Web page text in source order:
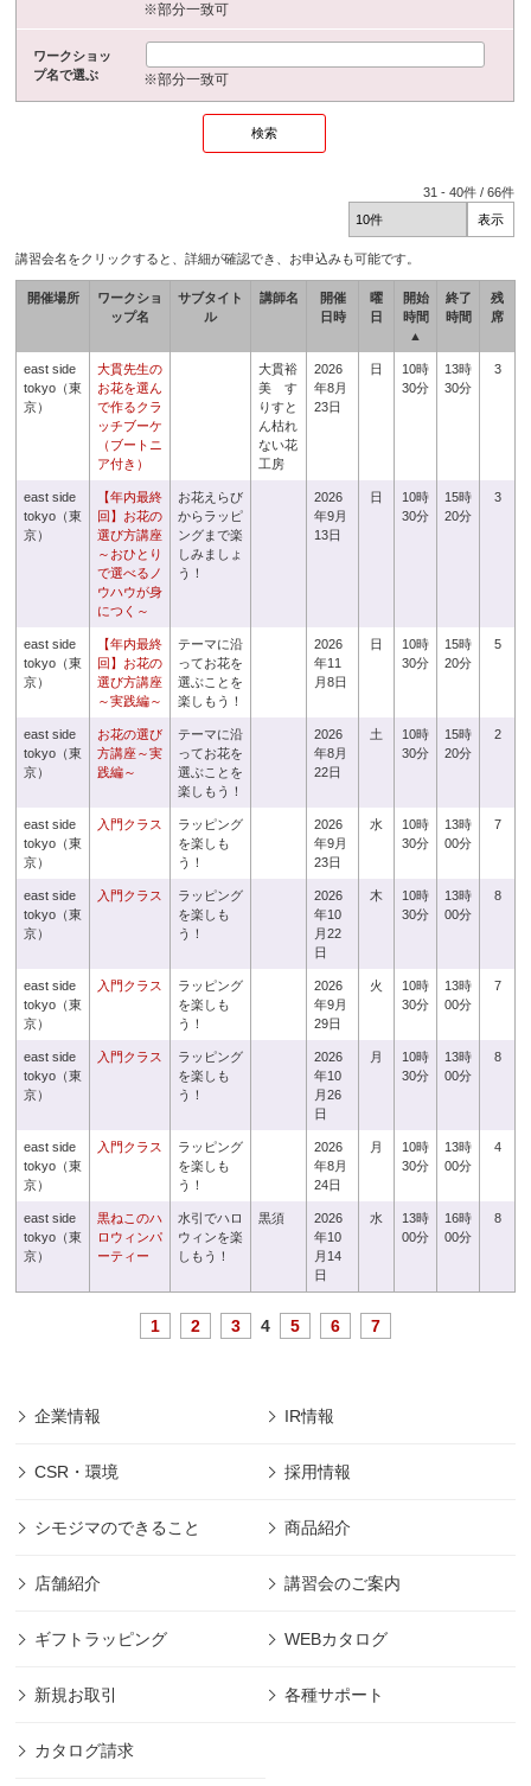
※部分一致可
ワークショッ
プ名で選ぶ
※部分一致可
31 -40件 /66件
講習会名をクリックすると、詳細が確認でき、お申込みも可能です。
開催場所
ワークショ
ップ名
サブタイト
ル
講師名
開催
日時
曜
日
開始
時間
▲
終了
時間
残
席
east side
tokyo（東
京）
大貫先生の
お花を選ん
で作るクラ
ッチブーケ
（ブートニ
ア付き）
大貫裕
美 す
りすと
ん枯れ
ない花
工房
2026
年8月
23日
日
10時
30分
13時
30分
3
east side
tokyo（東
京）
【年内最終
回】お花の
選び方講座
～おひとり
で選べるノ
ウハウが身
につく～
お花えらび
からラッピ
ングまで楽
しみましょ
う！
2026
年9月
13日
日
10時
30分
15時
20分
3
east side
tokyo（東
京）
【年内最終
回】お花の
選び方講座
～実践編～
テーマに沿
ってお花を
選ぶことを
楽しもう！
2026
年11
月8日
日
10時
30分
15時
20分
5
east side
tokyo（東
京）
お花の選び
方講座～実
践編～
テーマに沿
ってお花を
選ぶことを
楽しもう！
2026
年8月
22日
土
10時
30分
15時
20分
2
east side
tokyo（東
京）
入門クラス
ラッピング
を楽しも
う！
2026
年9月
23日
水
10時
30分
13時
00分
7
east side
tokyo（東
京）
入門クラス
ラッピング
を楽しも
う！
2026
年10
月22
日
木
10時
30分
13時
00分
8
east side
tokyo（東
京）
入門クラス
ラッピング
を楽しも
う！
2026
年9月
29日
火
10時
30分
13時
00分
7
east side
tokyo（東
京）
入門クラス
ラッピング
を楽しも
う！
2026
年10
月26
日
月
10時
30分
13時
00分
8
east side
tokyo（東
京）
入門クラス
ラッピング
を楽しも
う！
2026
年8月
24日
月
10時
30分
13時
00分
4
east side
tokyo（東
京）
黒ねこのハ
ロウィンパ
ーティー
水引でハロ
ウィンを楽
しもう！
黒須
2026
年10
月14
日
水
13時
00分
16時
00分
8
1 2 3 4 5 6 7
企業情報 IR情報
CSR・環境 採用情報
シモジマのできること 商品紹介
店舗紹介 講習会のご案内
ギフトラッピング WEBカタログ
新規お取引 各種サポート
カタログ請求